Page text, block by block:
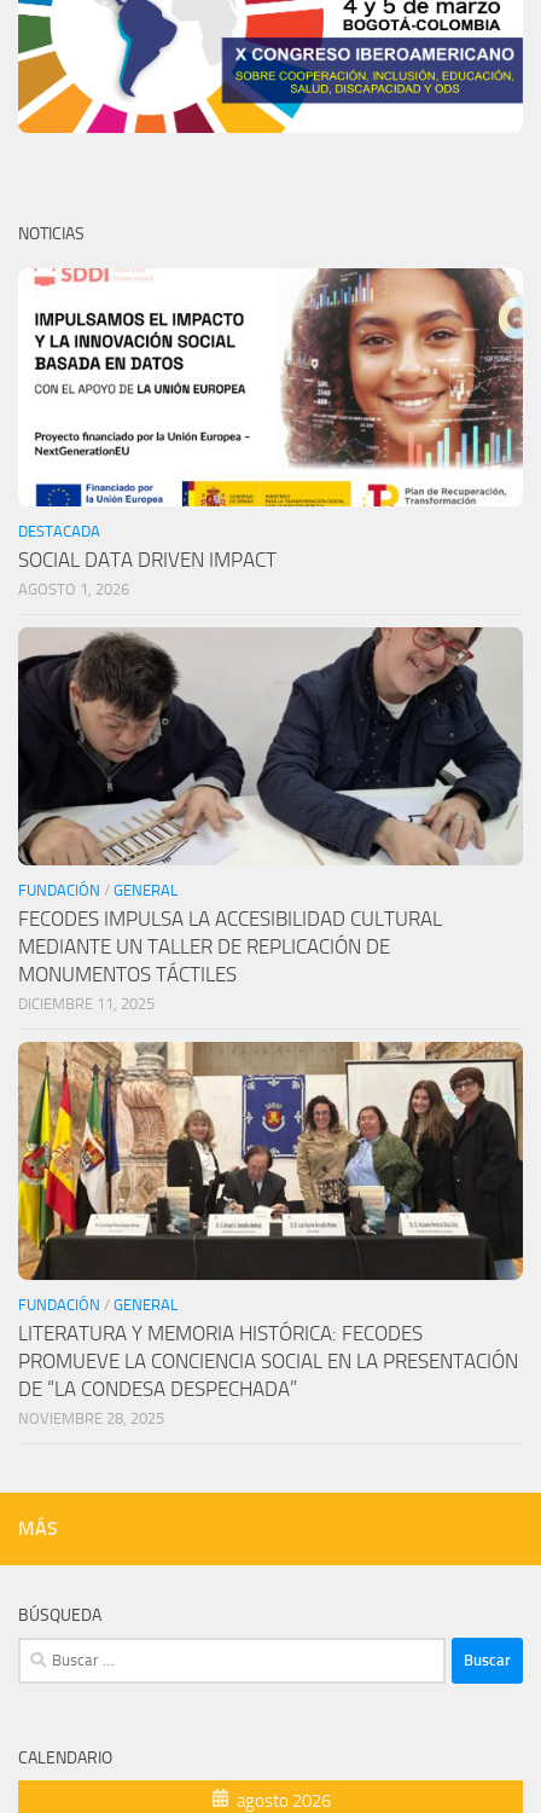
NOTICIAS
DESTACADA
SOCIAL DATA DRIVEN IMPACT
AGOSTO 1, 2026
FUNDACIÓN / GENERAL
FECODES IMPULSA LA ACCESIBILIDAD CULTURAL
MEDIANTE UN TALLER DE REPLICACIÓN DE
MONUMENTOS TÁCTILES
DICIEMBRE 11, 2025
FUNDACIÓN / GENERAL
LITERATURA Y MEMORIA HISTÓRICA: FECODES
PROMUEVE LA CONCIENCIA SOCIAL EN LA PRESENTACIÓN
DE “LA CONDESA DESPECHADA”
NOVIEMBRE 28, 2025
MÁS
BÚSQUEDA
Buscar:
CALENDARIO
agosto 2026